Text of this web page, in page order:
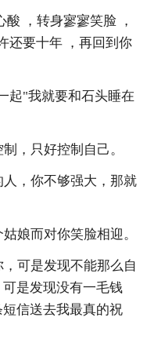
，转身寥寥笑脸 ，
还要十年 ，再回到你
起"我就要和石头睡在
，只好控制自己。
，你不够强大，那就
娘而对你笑脸相迎。
可是发现不能那么自
是发现没有一毛钱
信送去我最真的祝